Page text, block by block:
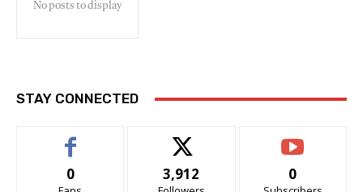
No posts to display
STAY CONNECTED
0 3,912 0